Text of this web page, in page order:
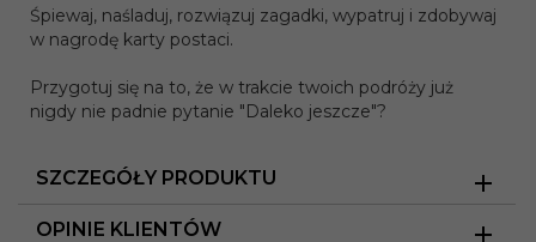
Śpiewaj, naśladuj, rozwiązuj zagadki, wypatruj i zdobywaj
w nagrodę karty postaci.
Przygotuj się na to, że w trakcie twoich podróży już
nigdy nie padnie pytanie "Daleko jeszcze"?
SZCZEGÓŁY PRODUKTU
OPINIE KLIENTÓW